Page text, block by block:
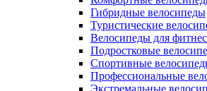
Гибридные велосипеды
Туристические
Велосипеды для
Подростковые
Спортивные
Профессиональные
Экстремальные